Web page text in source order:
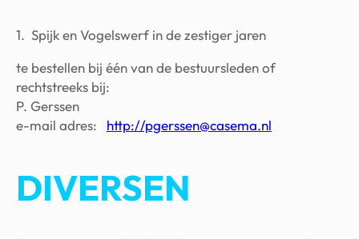
1. Spijk en Vogelswerf in de zestiger jaren
te bestellen bij één van de bestuursleden of
rechtstreeks bij:
P. Gerssen
e-mail adres:
http://pgerssen@casema.nl
DIVERSEN